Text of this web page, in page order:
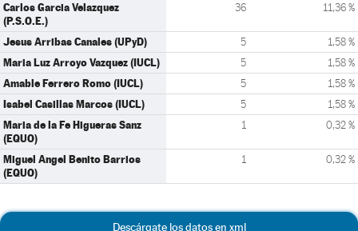
Carlos Garcia Velazquez
(P.S.O.E.)
36 11,36 %
Jesus Arribas Canales (UPyD) 5 1,58 %
Maria Luz Arroyo Vazquez (IUCL) 5 1,58 %
Amable Ferrero Romo (IUCL) 5 1,58 %
Isabel Casillas Marcos (IUCL) 5 1,58 %
Maria de la Fe Higueras Sanz
(EQUO)
1 0,32 %
Miguel Angel Benito Barrios
(EQUO)
1 0,32 %
Descárgate los datos en xml